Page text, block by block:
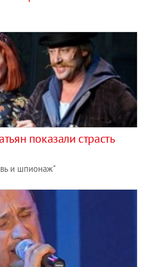
показали страсть
и шпионаж"